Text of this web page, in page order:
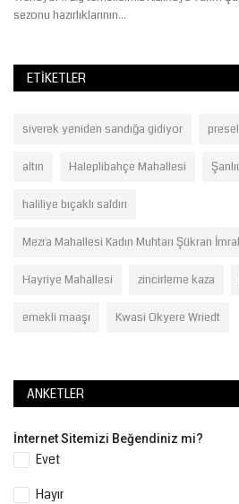
sezonu hazırlıklarının...
ETIKETLER
siverek yeniden sandığa gidiyor
altın Haleplibahçe Mahallesi
haliliye bıçaklı saldırı
Mezra Mahallesi Kadın Muhtarı Şükran
Hayriye Mahallesi zincirleme kaza
emekli maaşı Kwasi Okyere Wriedt
ANKETLER
İnternet Sitemizi Beğendiniz mi?
Evet
Hayır